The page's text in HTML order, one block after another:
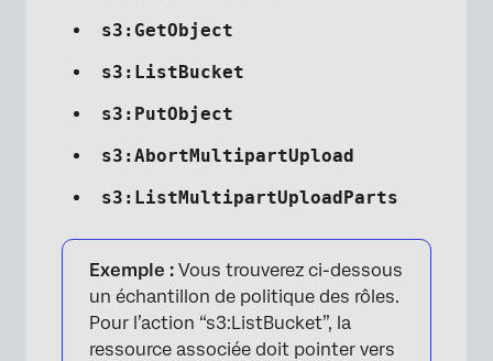
s3:GetObject
s3:ListBucket
s3:PutObject
s3:AbortMultipartUpload
s3:ListMultipartUploadParts
Exemple : Vous trouverez ci-dessous
un échantillon de politique des rôles.
Pour l’action “s3:ListBucket”, la
ressource associée doit pointer vers